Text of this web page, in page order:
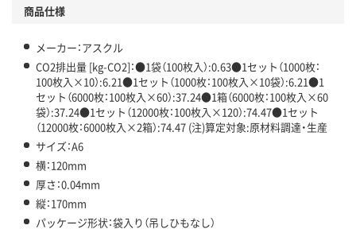
アスクル商品環境スコア詳細／加点項目
商品仕様
メーカー：アスクル
CO2排出量 [kg-CO2]：●1袋（100枚入）:0.63●1セット（1000枚：
100枚入×10）:6.21●1セット（1000枚：100枚入×10袋）:6.21●1
セット（6000枚：100枚入×60）:37.24●1箱（6000枚：100枚入×60
袋）:37.24●1セット（12000枚：100枚入×120）:74.47●1セット
（12000枚：6000枚入×2箱）:74.47 (注)算定対象:原材料調達・生産
サイズ：A6
横：120mm
厚さ：0.04mm
縦：170mm
パッケージ形状：袋入り（吊しひもなし）